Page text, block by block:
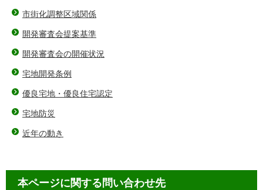
市街化調整区域関係
開発審査会提案基準
開発審査会の開催状況
宅地開発条例
優良宅地・優良住宅認定
宅地防災
近年の動き
本ページに関する問い合わせ先